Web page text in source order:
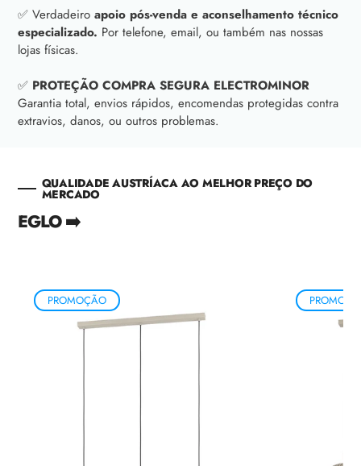
✅ Verdadeiro apoio pós-venda e aconselhamento técnico
especializado. Por telefone, email, ou também nas nossas
lojas físicas.
✅ PROTEÇÃO COMPRA SEGURA ELECTROMINOR
Garantia total, envios rápidos, encomendas protegidas contra
extravios, danos, ou outros problemas.
QUALIDADE AUSTRÍACA AO MELHOR PREÇO DO
MERCADO
EGLO ➡️
PROMOÇÃO